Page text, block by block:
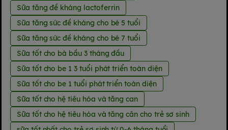
Sữa tăng đề kháng lactoferrin
Sữa tăng sức đề kháng cho bé 5 tuổi
Sữa tăng sức đề kháng cho bé 7 tuổi
Sữa tốt cho bà bầu 3 tháng đầu
Sữa tốt cho be 1 3 tuổi phát triển toàn diện
Sữa tốt cho be 1 tuổi phát triển toàn diện
Sữa tốt cho hệ tiêu hóa và tăng can
Sữa tốt cho hệ tiêu hóa và tăng cân cho trẻ sơ sinh